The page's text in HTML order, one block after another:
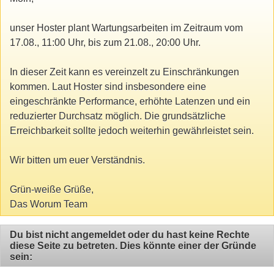
unser Hoster plant Wartungsarbeiten im Zeitraum vom
17.08., 11:00 Uhr, bis zum 21.08., 20:00 Uhr.
In dieser Zeit kann es vereinzelt zu Einschränkungen
kommen. Laut Hoster sind insbesondere eine
eingeschränkte Performance, erhöhte Latenzen und ein
reduzierter Durchsatz möglich. Die grundsätzliche
Erreichbarkeit sollte jedoch weiterhin gewährleistet sein.
Wir bitten um euer Verständnis.
Grün-weiße Grüße,
Das Worum Team
Du bist nicht angemeldet oder du hast keine Rechte
diese Seite zu betreten. Dies könnte einer der Gründe
sein: